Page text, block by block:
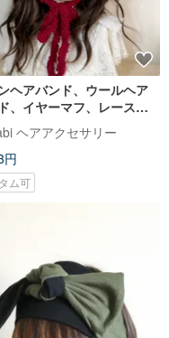
ヘアバンド、ウールヘア
、イヤーマフ、レース幅
アバンド、ワイドターバ
ックウォーマー、スカー
ヘアアクセサリー
円
ム可